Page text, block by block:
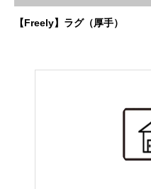
【Freely】ラグ（厚手）